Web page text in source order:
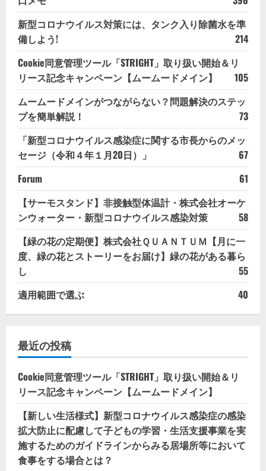
新型コロナウイルス対策には、タンク入り除菌水を準
備しよう!
214
Cookie同意管理ツール「STRIGHT」取り扱い開始＆リ
リース記念キャンペーン【ムームードメイン】
105
ムームードメインがつながらない？問題解決のステッ
プを簡単解説！
73
「新型コロナウイルス感染症に関する市長からのメッ
セージ（令和４年１月20日）」
67
Forum
61
【サーモスタンド】非接触型体温計・株式会社オーケ
ンウォーター・新型コロナウイルス感染対策
58
【緑の花の定期便】株式会社ＱＵＡＮＴＵＭ【月に一
度、緑の花とストーリーをお届け】緑の花がある暮ら
し
55
適用範囲で選ぶ
40
最近の投稿
Cookie同意管理ツール「STRIGHT」取り扱い開始＆リ
リース記念キャンペーン【ムームードメイン】
【新しい生活様式】新型コロナウイルス感染症の感染
拡大防止に配慮して子どもの学習・生活支援事業を実
施するためのガイドラインからみる居場所等において
食事をする場合とは？